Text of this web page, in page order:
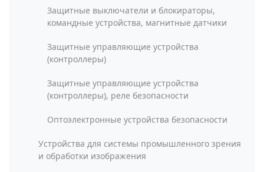
Защитные выключатели и блокираторы,
командные устройства, магнитные датчики
Защитные управляющие устройства
(контроллеры)
Защитные управляющие устройства
(контроллеры), реле безопасности
Оптоэлектронные устройства безопасности
Устройства для системы промышленного зрения
и обработки изображения